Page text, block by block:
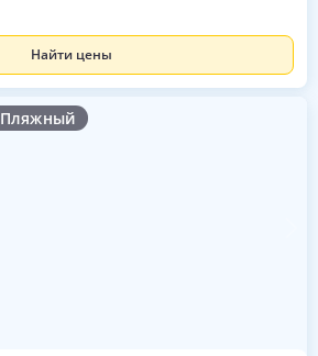
Найти цены
Пляжный